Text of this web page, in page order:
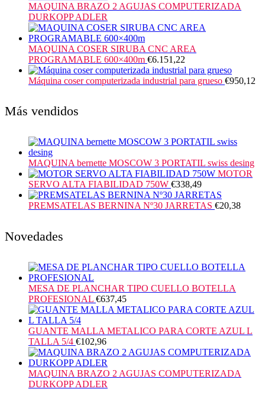
MAQUINA BRAZO 2 AGUJAS COMPUTERIZADA
DURKOPP ADLER
MAQUINA COSER SIRUBA CNC AREA
PROGRAMABLE 600×400m €6.151,22
Máquina coser computerizada industrial para grueso €950,12
Más vendidos
MAQUINA bernette MOSCOW 3 PORTATIL swiss desing
MOTOR
SERVO ALTA FIABILIDAD 750W €338,49
PREMSATELAS BERNINA Nº30 JARRETAS €20,38
Novedades
MESA DE PLANCHAR TIPO CUELLO BOTELLA
PROFESIONAL €637,45
GUANTE MALLA METALICO PARA CORTE AZUL L
TALLA 5/4 €102,96
MAQUINA BRAZO 2 AGUJAS COMPUTERIZADA
DURKOPP ADLER